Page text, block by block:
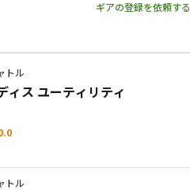
ギアの登録を依頼する
トル
ィス ユーティリティ
トル